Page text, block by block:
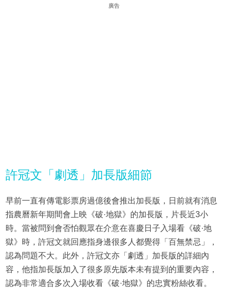
廣告
許冠文「劇透」加長版細節
早前一直有傳電影票房過億後會推出加長版，日前就有消息
指農曆新年期間會上映《破·地獄》的加長版，片長近3小
時。當被問到會否怕觀眾在介意在喜慶日子入場看《破·地
獄》時，許冠文就回應指身邊很多人都覺得「百無禁忌」，
認為問題不大。此外，許冠文亦「劇透」加長版的詳細內
容，他指加長版加入了很多原先版本未有提到的重要內容，
認為非常適合多次入場收看《破·地獄》的忠實粉絲收看。